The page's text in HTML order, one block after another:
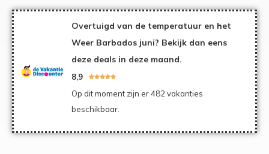
Overtuigd van de temperatuur en het
Weer Barbados juni? Bekijk dan eens
deze deals in deze maand.
8,9 
Op dit moment zijn er 482 vakanties
beschikbaar.